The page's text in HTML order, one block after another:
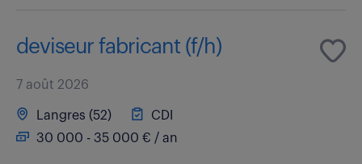
deviseur fabricant (f/h)
7 août 2026
Langres (52)
CDI
30 000 - 35 000 € / an